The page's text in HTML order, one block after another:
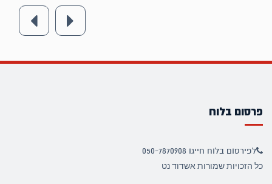
פרסום בלוח
לפירסום בלוח חייגו 050-7870908
כל הזכויות שמורות אשדוד נט